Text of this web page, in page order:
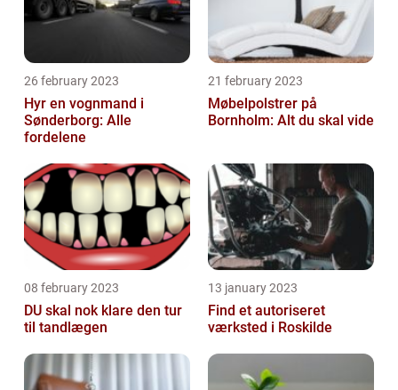
26 february 2023
Hyr en vognmand i
Sønderborg: Alle
fordelene
21 february 2023
Møbelpolstrer på
Bornholm: Alt du skal vide
08 february 2023
DU skal nok klare den tur
til tandlægen
13 january 2023
Find et autoriseret
værksted i Roskilde